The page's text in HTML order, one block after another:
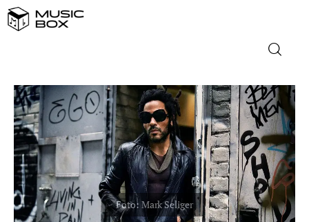
NASLOVNICA
DOMAĆA GLAZBA
STRANA GLAZBA
FILM